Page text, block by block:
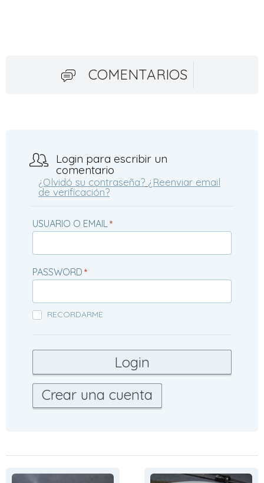
COMENTARIOS
Login para escribir un
comentario
¿Olvidó su contraseña? ¿Reenviar email
de verificación?
USUARIO O EMAIL *
PASSWORD *
RECORDARME
Crear una cuenta